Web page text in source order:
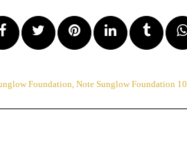
Foundation Note Sunglow Foundation 10